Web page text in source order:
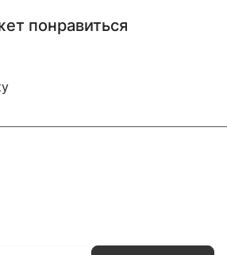
понравиться